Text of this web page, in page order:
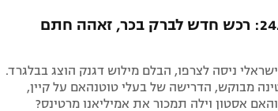
ליגות נוספות
העברות בעולם - 24.7: רכש חדש לברק בכר, זאהה חתם
ניסה לצרפו, הבלם מילוש דגנק הוצג בבלגרד.
מבוקש, הדרישה של בעלי טוטנהאם על קיין,
אסטון וילה תמכור את אמיליאנו מרטינס?